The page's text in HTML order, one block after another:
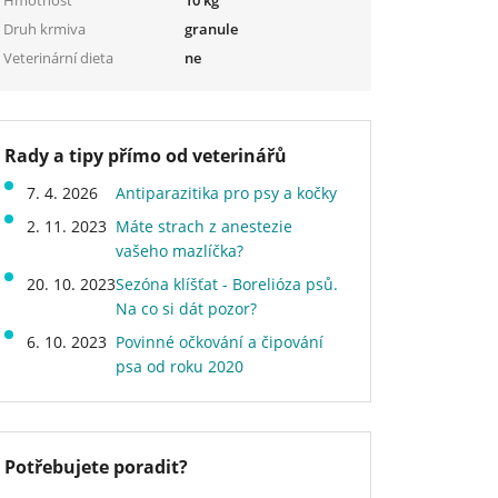
Druh krmiva
granule
Veterinární dieta
ne
Rady a tipy přímo od veterinářů
7. 4. 2026
Antiparazitika pro psy a kočky
2. 11. 2023 Máte strach z anestezie
vašeho mazlíčka?
20. 10. 2023Sezóna klíšťat - Borelióza psů.
Na co si dát pozor?
6. 10. 2023 Povinné očkování a čipování
psa od roku 2020
Potřebujete poradit?